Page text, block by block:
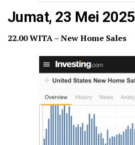
Jumat, 23 Mei 2025
22.00 WITA – New Home Sales